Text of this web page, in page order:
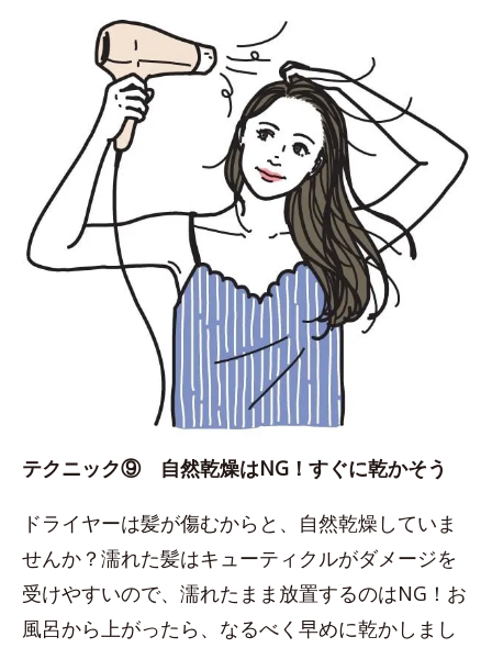
テクニック⑨ 自然乾燥はNG！すぐに乾かそう
ドライヤーは髪が傷むからと、自然乾燥していま
せんか？濡れた髪はキューティクルがダメージを
受けやすいので、濡れたまま放置するのはNG！お
風呂から上がったら、なるべく早めに乾かしまし